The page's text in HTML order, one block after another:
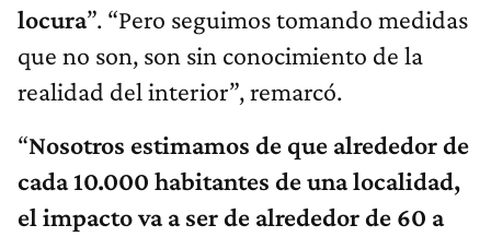
locura”. “Pero seguimos tomando medidas
que no son, son sin conocimiento de la
realidad del interior”, remarcó.
“Nosotros estimamos de que alrededor de
cada 10.000 habitantes de una localidad,
el impacto va a ser de alrededor de 60 a